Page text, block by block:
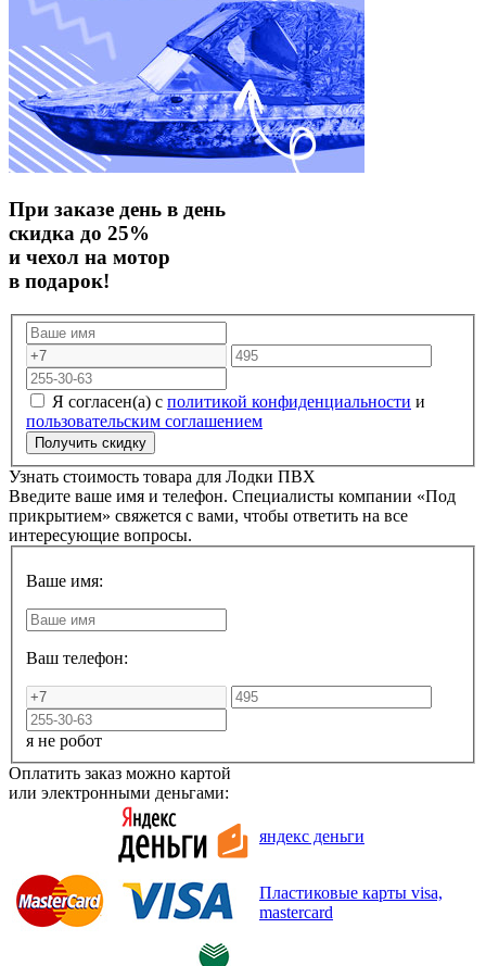
При заказе день в день
скидка до 25%
и чехол на мотор
в подарок!
Я согласен(а) с политикой конфиденциальности и
пользовательским соглашением
Узнать стоимость товара для Лодки ПВХ
Введите ваше имя и телефон. Специалисты компании «Под
прикрытием» свяжется с вами, чтобы ответить на все
интересующие вопросы.
Ваше имя:
Ваш телефон:
я не робот
Оплатить заказ можно картой
или электронными деньгами:
яндекс деньги
Пластиковые карты visa,
mastercard